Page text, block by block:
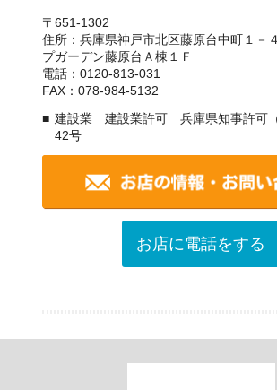
〒651-1302
住所：兵庫県神戸市北区藤原台中町１
プガーデン藤原台Ａ棟１Ｆ
電話：0120-813-031
FAX：078-984-5132
建設業 建設業許可 兵庫県知事許可
42号
お店に電話をする